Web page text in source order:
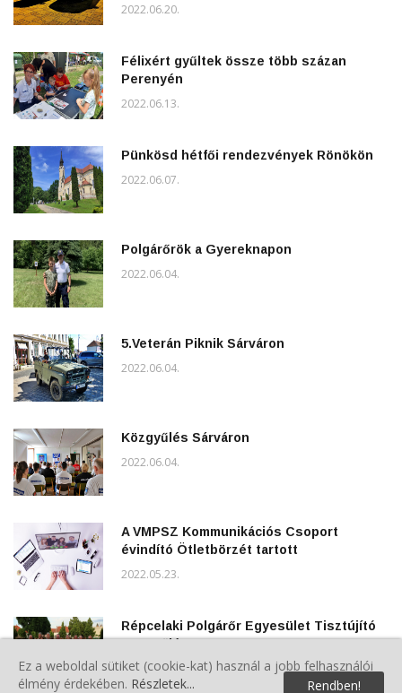
2022.06.20.
Félixért gyűltek össze több százan
Perenyén
2022.06.13.
Pünkösd hétfői rendezvények Rönökön
2022.06.07.
Polgárőrök a Gyereknapon
2022.06.04.
5.Veterán Piknik Sárváron
2022.06.04.
Közgyűlés Sárváron
2022.06.04.
A VMPSZ Kommunikációs Csoport
évindító Ötletbörzét tartott
2022.05.23.
Répcelaki Polgárőr Egyesület Tisztújító
Közgyűlése
2022.05.22.
Ez a weboldal sütiket (cookie-kat) használ a jobb felhasználói
élmény érdekében. Részletek... Rendben!